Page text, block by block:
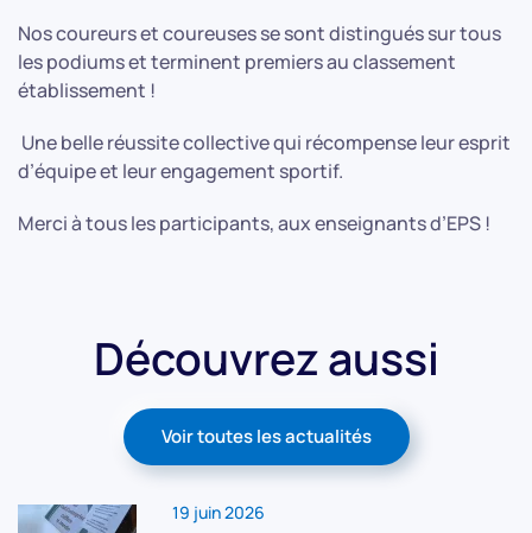
Nos coureurs et coureuses se sont distingués sur tous
les podiums et terminent premiers au classement
établissement !
Une belle réussite collective qui récompense leur esprit
d’équipe et leur engagement sportif.
Merci à tous les participants, aux enseignants d’EPS !
Découvrez aussi
Voir toutes les actualités
19 juin 2026